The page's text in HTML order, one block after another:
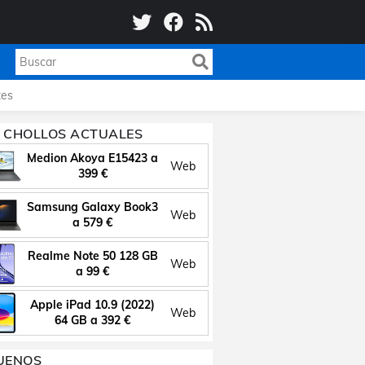
CHOLLOS ACTUALES
Medion Akoya E15423 a
399 €
Web
Samsung Galaxy Book3
a 579 €
Web
Realme Note 50 128 GB
a 99 €
Web
Apple iPad 10.9 (2022)
64 GB a 392 €
Web